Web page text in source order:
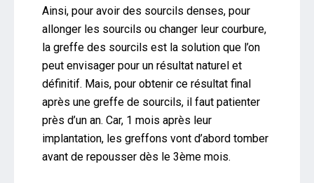
Ainsi, pour avoir des sourcils denses, pour
allonger les sourcils ou changer leur courbure,
la greffe des sourcils est la solution que l’on
peut envisager pour un résultat naturel et
définitif. Mais, pour obtenir ce résultat final
après une greffe de sourcils, il faut patienter
près d’un an. Car, 1 mois après leur
implantation, les greffons vont d’abord tomber
avant de repousser dès le 3ème mois.